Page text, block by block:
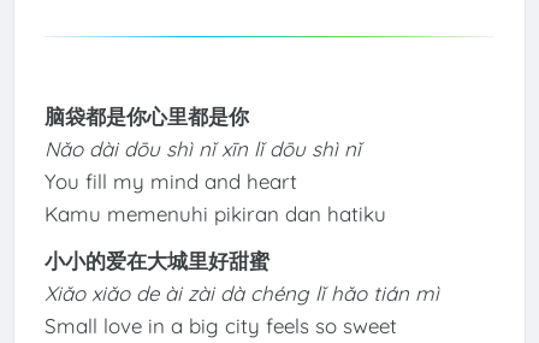
脑袋都是你心里都是你
Nǎo dài dōu shì nǐ xīn lǐ dōu shì nǐ
You fill my mind and heart
Kamu memenuhi pikiran dan hatiku
小小的爱在大城里好甜蜜
Xiǎo xiǎo de ài zài dà chéng lǐ hǎo tián mì
Small love in a big city feels so sweet